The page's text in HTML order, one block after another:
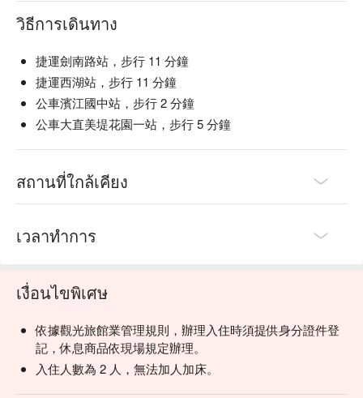
วิธีการเดินทาง
捷運劍南路站，步行 11 分鐘
捷運西湖站，步行 11 分鐘
公車濱江國中站，步行 2 分鐘
公車大直美堤花園一站，步行 5 分鐘
สถานที่ใกล้เคียง
เวลาทำการ
เงื่อนไขพิเศษ
依據觀光旅館業管理規則，辦理入住時須提供身分證件登
記，休息商品依現場規定辦理。
入住人數為 2 人，無法加人加床。